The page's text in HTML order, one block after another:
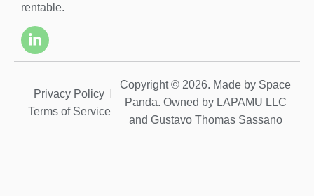
rentable.
Copyright © 2026. Made by Space
Panda. Owned by LAPAMU LLC
and Gustavo Thomas Sassano
Privacy Policy
Terms of Service